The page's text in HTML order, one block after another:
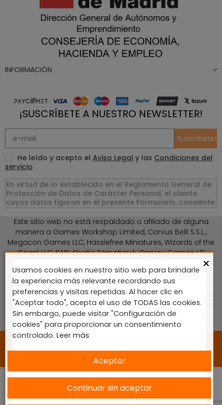
INFORMACIÓN
¡SUSCRÍBETE A NUESTRO NEWSLETTER!
Suscríbete!
He leído y acepto el Aviso Legal y las Condiciones del
servicio
Este sitio web no está respaldado o afiliado de alguna
manera a Games Workshop Limited, Corvus Belli S.S.L.,
Megacon Games LLC, Hasslefree Miniatures, Wizards of the
Coast LLC, SARL Studio Tomahawk, Osprey Games, HT
Entertainment, Warlord Games Ltd, The Ninth Age, World
Team Championship, Battlefront Miniatures NZ Ltd, DC
Comics, Knight Models, Three Stones Productos y Diseños
S.L., Paizo Inc, The Lord of the Rings, Wizkids, NECA LLC, Edge
Entertainment Studio SLU, Marvel, Fantasy Flight Games
(FFG), Disney, Lucasfilm Ltd.
2024 © Diseñado y desarrollado por tu equipo Imedia
Comunicación 🚀
×
Usamos cookies en nuestro sitio web para brindarle
la experiencia más relevante recordando sus
preferencias y visitas repetidas. Al hacer clic en
"Aceptar todo", acepta el uso de TODAS las cookies.
Sin embargo, puede visitar "Configuración de
cookies" para proporcionar un consentimiento
controlado. Leer más
Aceptar
Continuar sin aceptar